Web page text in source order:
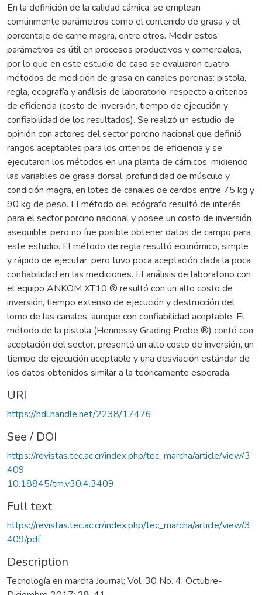
En la definición de la calidad cárnica, se emplean
comúnmente parámetros como el contenido de grasa y el
porcentaje de carne magra, entre otros. Medir estos
parámetros es útil en procesos productivos y comerciales,
por lo que en este estudio de caso se evaluaron cuatro
métodos de medición de grasa en canales porcinas: pistola,
regla, ecografía y análisis de laboratorio, respecto a criterios
de eficiencia (costo de inversión, tiempo de ejecución y
confiabilidad de los resultados). Se realizó un estudio de
opinión con actores del sector porcino nacional que definió
rangos aceptables para los criterios de eficiencia y se
ejecutaron los métodos en una planta de cárnicos, midiendo
las variables de grasa dorsal, profundidad de músculo y
condición magra, en lotes de canales de cerdos entre 75 kg y
90 kg de peso. El método del ecógrafo resultó de interés
para el sector porcino nacional y posee un costo de inversión
asequible, pero no fue posible obtener datos de campo para
este estudio. El método de regla resultó económico, simple
y rápido de ejecutar, pero tuvo poca aceptación dada la poca
confiabilidad en las mediciones. El análisis de laboratorio con
el equipo ANKOM XT10 ® resultó con un alto costo de
inversión, tiempo extenso de ejecución y destrucción del
lomo de las canales, aunque con confiabilidad aceptable. El
método de la pistola (Hennessy Grading Probe ®) contó con
aceptación del sector, presentó un alto costo de inversión, un
tiempo de ejecución aceptable y una desviación estándar de
los datos obtenidos similar a la teóricamente esperada.
URI
https://hdl.handle.net/2238/17476
See / DOI
https://revistas.tec.ac.cr/index.php/tec_marcha/article/view/3
409
10.18845/tm.v30i4.3409
Full text
https://revistas.tec.ac.cr/index.php/tec_marcha/article/view/3
409/pdf
Description
Tecnología en marcha Journal; Vol. 30 No. 4: Octubre-